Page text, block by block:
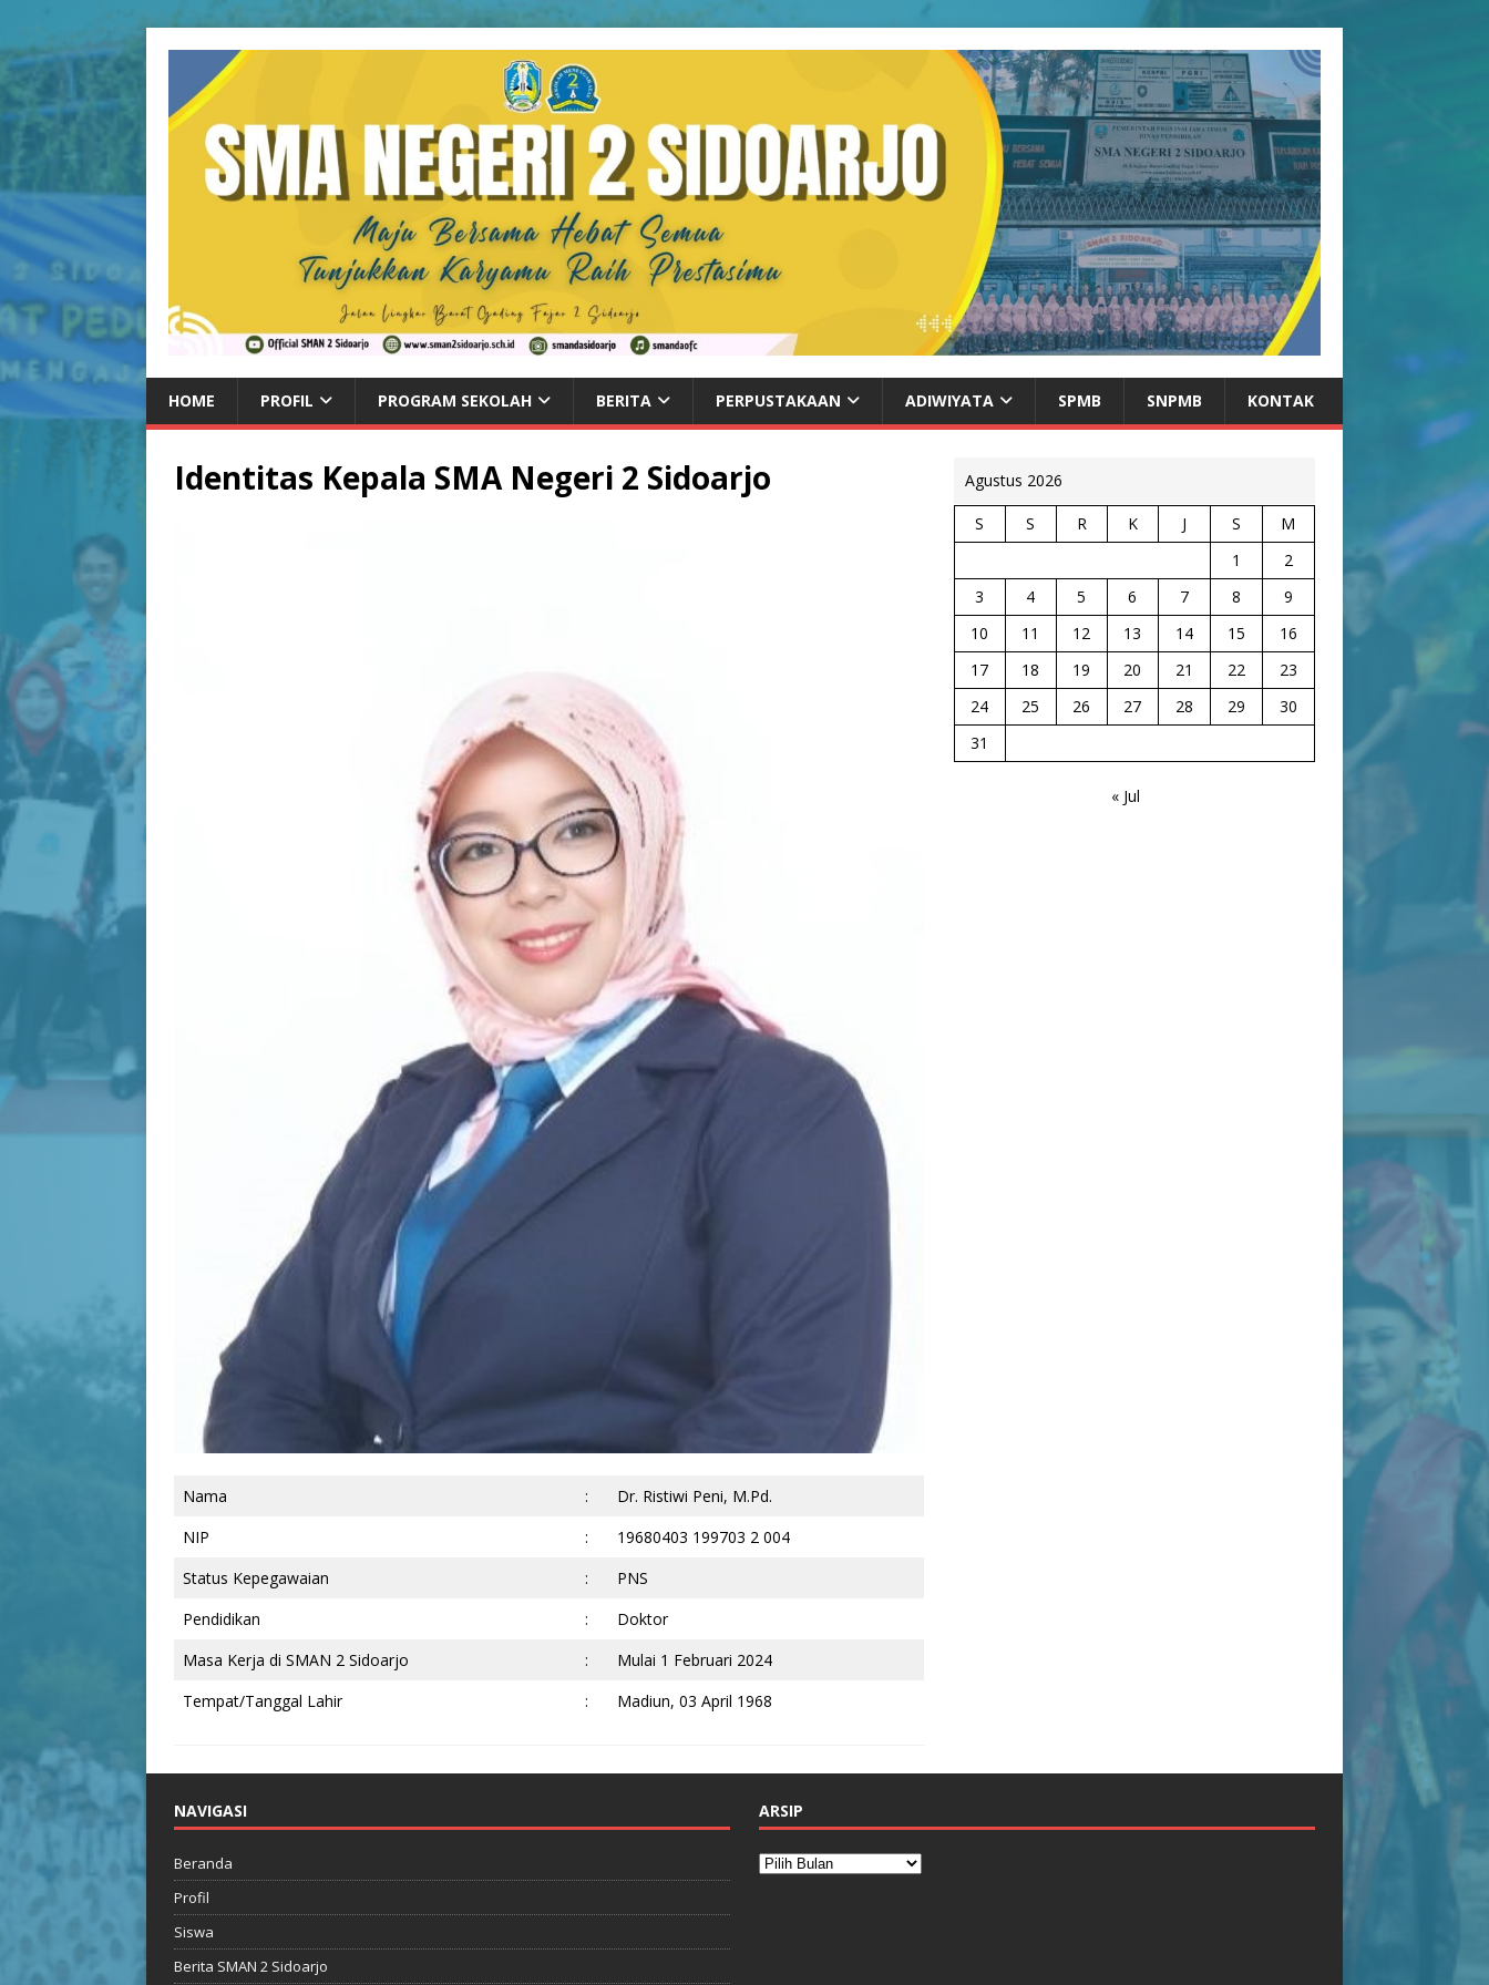
HOME PROFIL PROGRAM SEKOLAH BERITA PERPUSTAKAAN ADIWIYATA SPMB SNPMB KONTAK
Identitas Kepala SMA Negeri 2 Sidoarjo
Nama :
Dr. Ristiwi Peni, M.Pd.
NIP
:
19680403 199703 2 004
Status Kepegawaian
:
PNS
Pendidikan
:
Doktor
Masa Kerja di SMAN 2 Sidoarjo
:
Mulai 1 Februari 2024
Tempat/Tanggal Lahir
: Madiun, 03 April 1968
Agustus 2026
S S R K J S
M
1
2
3
4 5 6 7 8
9
10
11 12 13 14 15
16
17
18 19 20 21 22
23
24
25 26 27 28 29
30
31
« Jul
NAVIGASI
Beranda
Profil
Siswa
Berita SMAN 2 Sidoarjo
ARSIP